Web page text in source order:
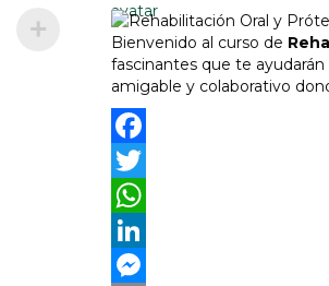
Bienvenido al curso de
fascinantes que te
amigable y colaborativo
Facebook
Twitter
WhatsApp
LinkedIn